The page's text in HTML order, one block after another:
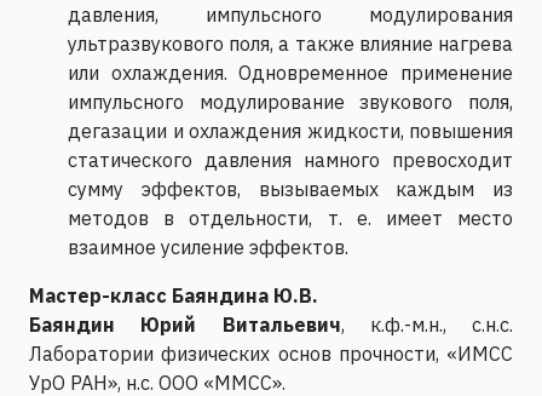
давления, импульсного модулирования
ультразвукового поля, а также влияние нагрева
или охлаждения. Одновременное применение
импульсного модулирование звукового поля,
дегазации и охлаждения жидкости, повышения
статического давления намного превосходит
сумму эффектов, вызываемых каждым из
методов в отдельности, т. е. имеет место
взаимное усиление эффектов.
Мастер-класс Баяндина Ю.В.
Баяндин Юрий Витальевич, к.ф.-м.н., с.н.с.
Лаборатории физических основ прочности, «ИМСС
УрО РАН», н.с. ООО «ММСС».